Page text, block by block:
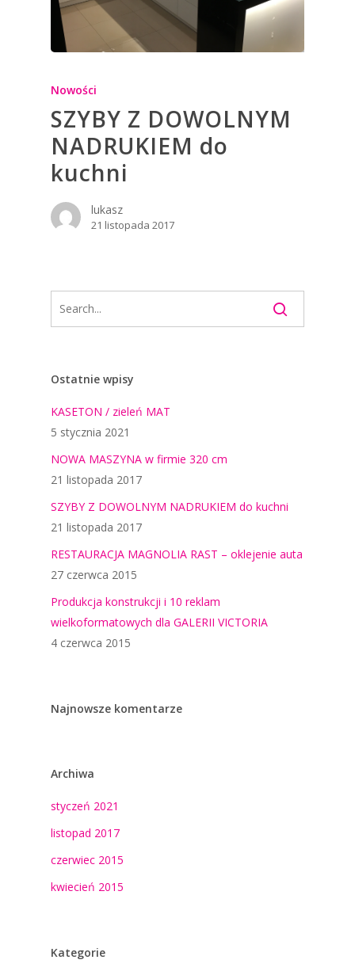
Nowości
SZYBY Z DOWOLNYM
NADRUKIEM do
kuchni
lukasz
21 listopada 2017
Ostatnie wpisy
KASETON / zieleń MAT
5 stycznia 2021
NOWA MASZYNA w firmie 320 cm
21 listopada 2017
SZYBY Z DOWOLNYM NADRUKIEM do kuchni
21 listopada 2017
RESTAURACJA MAGNOLIA RAST – oklejenie auta
27 czerwca 2015
Produkcja konstrukcji i 10 reklam
wielkoformatowych dla GALERII VICTORIA
4 czerwca 2015
Najnowsze komentarze
Archiwa
styczeń 2021
listopad 2017
czerwiec 2015
kwiecień 2015
Kategorie